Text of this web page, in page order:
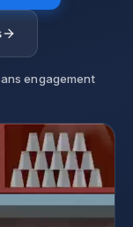
engagement